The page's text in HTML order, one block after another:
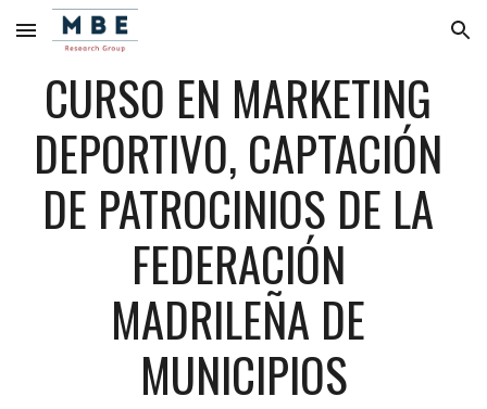
Skip to main content Skip to navigation
CURSO EN MARKETING
DEPORTIVO, CAPTACIÓN
DE PATROCINIOS DE LA
FEDERACIÓN
MADRILEÑA DE
MUNICIPIOS